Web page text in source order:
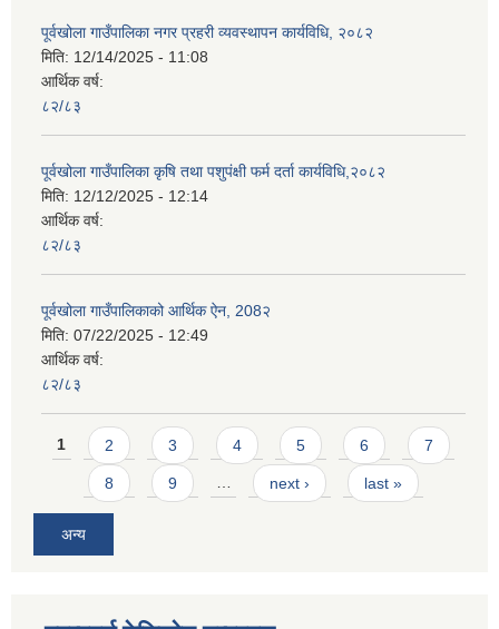
पूर्वखोला गाउँपालिका नगर प्रहरी व्यवस्थापन कार्यविधि, २०८२
मिति: 12/14/2025 - 11:08
आर्थिक वर्ष:
८२/८३
पूर्वखोला गाउँपालिका कृषि तथा पशुपंक्षी फर्म दर्ता कार्यविधि,२०८२
मिति: 12/12/2025 - 12:14
आर्थिक वर्ष:
८२/८३
पूर्वखोला गाउँपालिकाको आर्थिक ऐन, 208२
मिति: 07/22/2025 - 12:49
आर्थिक वर्ष:
८२/८३
Pages
1 2 3 4 5 6 7
8 9 … next › last »
अन्य